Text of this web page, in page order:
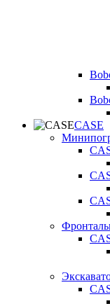
CASE